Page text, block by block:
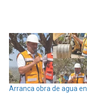
Arranca obra de agua en